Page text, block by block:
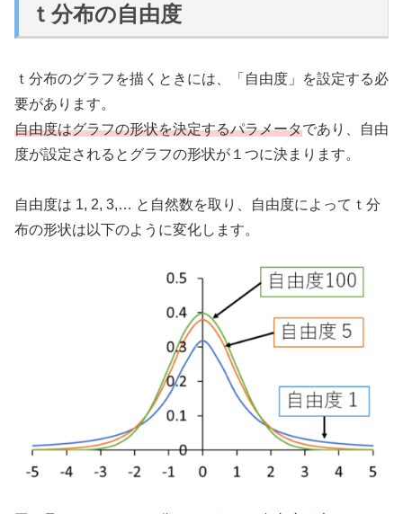
ｔ分布の自由度
ｔ分布のグラフを描くときには、「自由度」を設定する必
要があります。
自由度はグラフの形状を決定するパラメータであり、自由
度が設定されるとグラフの形状が１つに決まります。
自由度は 1, 2, 3,… と自然数を取り、自由度によってｔ分
布の形状は以下のように変化します。